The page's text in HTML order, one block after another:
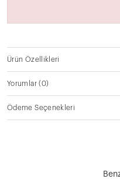
Ürün Özellikleri
Yorumlar(0)
Ödeme Seçenekleri